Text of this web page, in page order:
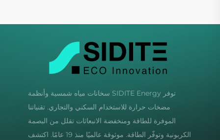
توفر SIDITE Energy سخانات مياه شمسية وأنظمة
مضخات حرارة للاستخدام السكني والتجاري. تقنياتنا
الموفرة للطاقة ومنخفضة الانبعاثات تقلل من البصمة
الكربونية وتوفّر الطاقة. موثوقة عالميًا منذ 19 عامًا. اكتشف